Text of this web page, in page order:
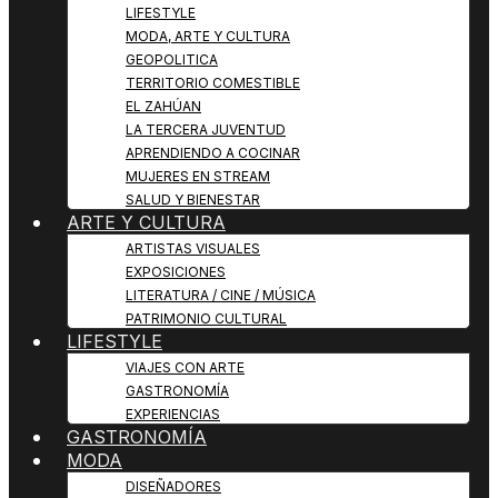
LIFESTYLE
MODA, ARTE Y CULTURA
GEOPOLITICA
TERRITORIO COMESTIBLE
EL ZAHÚAN
LA TERCERA JUVENTUD
APRENDIENDO A COCINAR
MUJERES EN STREAM
SALUD Y BIENESTAR
ARTE Y CULTURA
ARTISTAS VISUALES
EXPOSICIONES
LITERATURA / CINE / MÚSICA
PATRIMONIO CULTURAL
LIFESTYLE
VIAJES CON ARTE
GASTRONOMÍA
EXPERIENCIAS
GASTRONOMÍA
MODA
DISEÑADORES